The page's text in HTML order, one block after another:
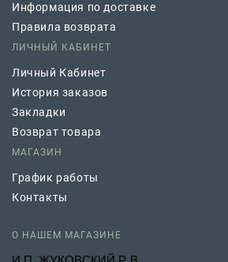
Информация по доставке
Правила возврата
ЛИЧНЫЙ КАБИНЕТ
Личный Кабинет
История заказов
Закладки
Возврат товара
МАГАЗИН
График работы
Контакты
О НАШЕМ МАГАЗИНЕ